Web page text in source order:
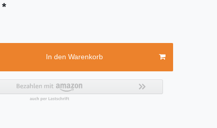
*
In den Warenkorb